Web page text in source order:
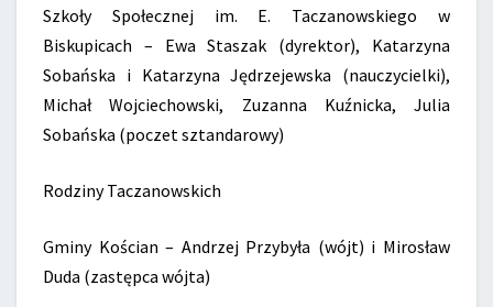
Szkoły Społecznej im. E. Taczanowskiego w
Biskupicach – Ewa Staszak (dyrektor), Katarzyna
Sobańska i Katarzyna Jędrzejewska (nauczycielki),
Michał Wojciechowski, Zuzanna Kuźnicka, Julia
Sobańska (poczet sztandarowy)
Rodziny Taczanowskich
Gminy Kościan – Andrzej Przybyła (wójt) i Mirosław
Duda (zastępca wójta)